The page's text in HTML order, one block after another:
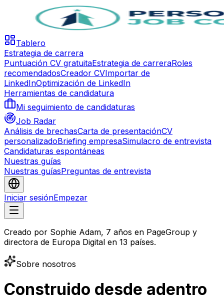
Tablero
Estrategia de carrera
Puntuación CV gratuitaEstrategia de carreraRoles
recomendadosCreador CVImportar de
LinkedInOptimización de LinkedIn
Herramientas de candidatura
Mi seguimiento de candidaturas
Job Radar
Análisis de brechasCarta de presentaciónCV
personalizadoBriefing empresaSimulacro de entrevista
Candidaturas espontáneas
Nuestras guías
Nuestras guíasPreguntas de entrevista
Iniciar sesiónEmpezar
Creado por Sophie Adam, 7 años en PageGroup y
directora de Europa Digital en 13 países.
Sobre nosotros
Construido desde adentro